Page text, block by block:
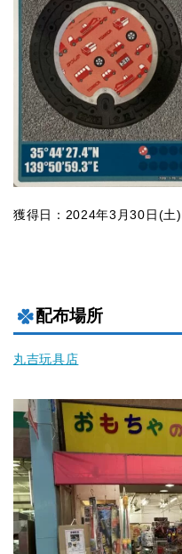
獲得日：2024年3月30日(土)
配布場所
丸吉玩具店